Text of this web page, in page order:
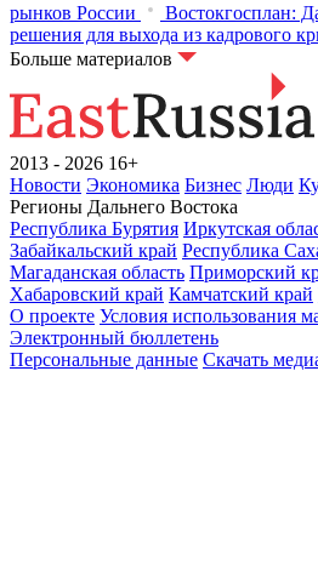
рынков России
Востокгосплан:
решения для выхода из кадрового
Больше материалов
2013 - 2026 16+
Новости Экономика Бизнес Люди
Регионы Дальнего Востока
Республика Бурятия Иркутская
Забайкальский край Республика
Магаданская область Приморский
Хабаровский край Камчатский край
О проекте Условия использования
Электронный бюллетень
Персональные данные Скачать